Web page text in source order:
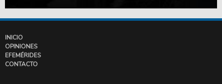
INICIO
OPINIONES
EFEMÉRIDES
CONTACTO